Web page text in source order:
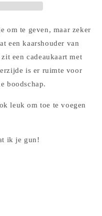
om te geven, maar zeker
een kaarshouder van
een cadeaukaart met
is er ruimte voor
boodschap.
leuk om toe te voegen
ik je gun!